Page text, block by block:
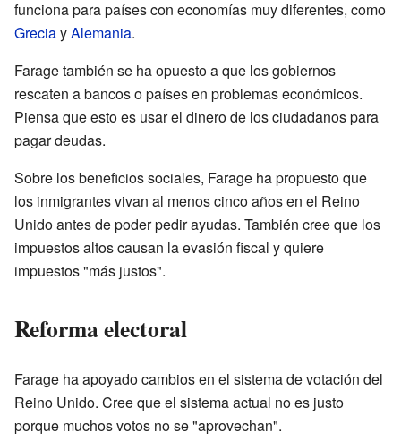
funciona para países con economías muy diferentes, como
GreciayAlemania.
Farage también se ha opuesto a que los gobiernos
rescaten a bancos o países en problemas económicos.
Piensa que esto es usar el dinero de los ciudadanos para
pagar deudas.
Sobre los beneficios sociales, Farage ha propuesto que
los inmigrantes vivan al menos cinco años en el Reino
Unido antes de poder pedir ayudas. También cree que los
impuestos altos causan la evasión fiscal y quiere
impuestos "más justos".
Reforma electoral
Farage ha apoyado cambios en el sistema de votación del
Reino Unido. Cree que el sistema actual no es justo
porque muchos votos no se "aprovechan".